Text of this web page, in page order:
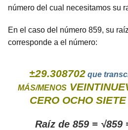
número del cual necesitamos su
En el caso del número 859, su
corresponde a el número:
±29.308702 que
MÁS/MENOS
CERO OCHO
Raíz de 859 = √859